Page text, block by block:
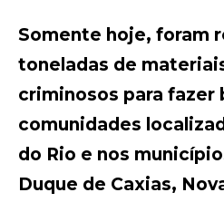
Somente hoje, foram
toneladas de
criminosos para fazer
comunidades
do Rio e nos
Duque de Caxias,